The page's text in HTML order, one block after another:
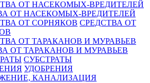
ОТ НАСЕКОМЫХ-ВРЕДИТЕЛЕЙ
СРЕДСТВА ОТ
ОТ ТАРАКАНОВ И МУРАВЬЕВ
СУБСТРАТЫ
УДОБРЕНИЯ